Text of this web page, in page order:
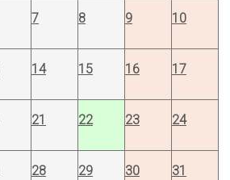
7 8 9 10
14 15 16 17
21 22 23 24
28 29 30 31